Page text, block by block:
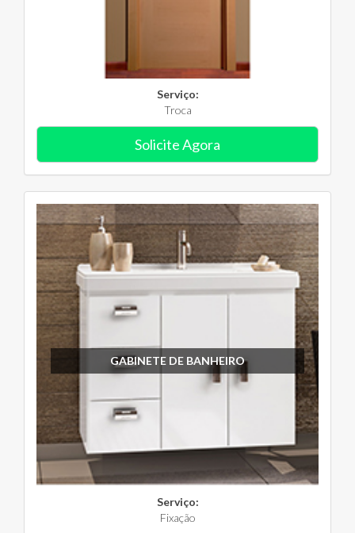
Serviço:
Troca
Solicite Agora
GABINETE DE BANHEIRO
Serviço:
Fixação